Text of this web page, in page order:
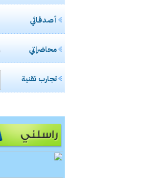
أصدقائي
محاضراتي
تجارب تقنية